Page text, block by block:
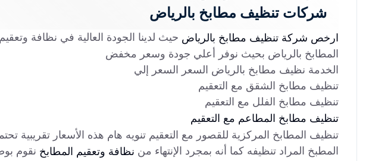
شركات تنظيف مطابخ بالرياض
ارخص شركة تنظيف مطابخ بالرياض حيث لدينا الجودة العالية في نظافة
المطابخ بالرياض بحيث نوفر أعلي جودة وسعر مخفض
الخدمة نظيف مطابخ بالرياض السعر السعر إلي
تنظيف مطابخ الشقق مع التعقيم
تنظيف مطابخ الفلل مع التعقيم
تنظيف مطابخ المطاعم مع التعقيم
تنظيف المطابخ المركزية للقصور مع التعقيم تنويه هام هذه الأسعار تقريبية
المطبخ المراد تنظيفه كما أنه بمجرد الإنتهاء من نظافة وتعقيم المطابخ نقوم